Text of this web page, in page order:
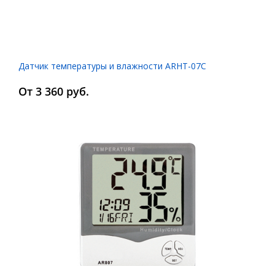
Датчик температуры и влажности ARHT-07C
От 3 360 руб.